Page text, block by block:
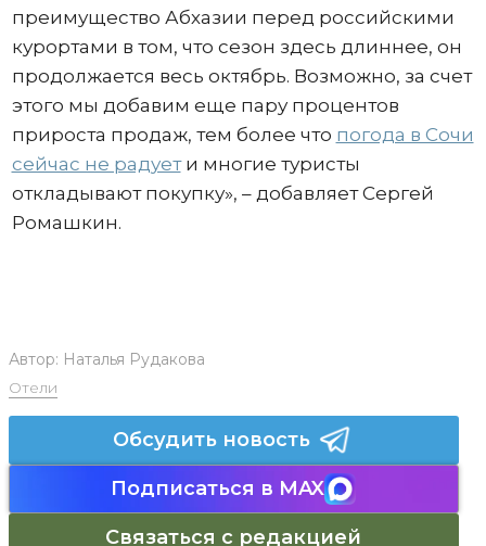
преимущество Абхазии перед российскими
курортами в том, что сезон здесь длиннее, он
продолжается весь октябрь. Возможно, за счет
этого мы добавим еще пару процентов
прироста продаж, тем более что погода в Сочи
сейчас не радуети многие туристы
откладывают покупку», – добавляет Сергей
Ромашкин.
Автор: Наталья Рудакова
Отели
Обсудить новость
Подписаться в MAX
Связаться с редакцией